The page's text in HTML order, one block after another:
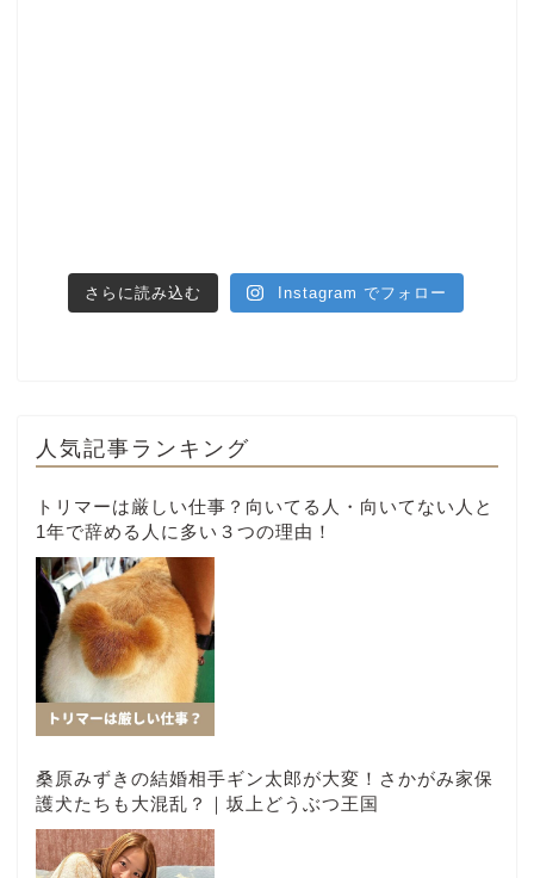
さらに読み込む Instagram でフォロー
人気記事ランキング
トリマーは厳しい仕事？向いてる人・向いてない人と
1年で辞める人に多い３つの理由！
桑原みずきの結婚相手ギン太郎が大変！さかがみ家保
護犬たちも大混乱？｜坂上どうぶつ王国